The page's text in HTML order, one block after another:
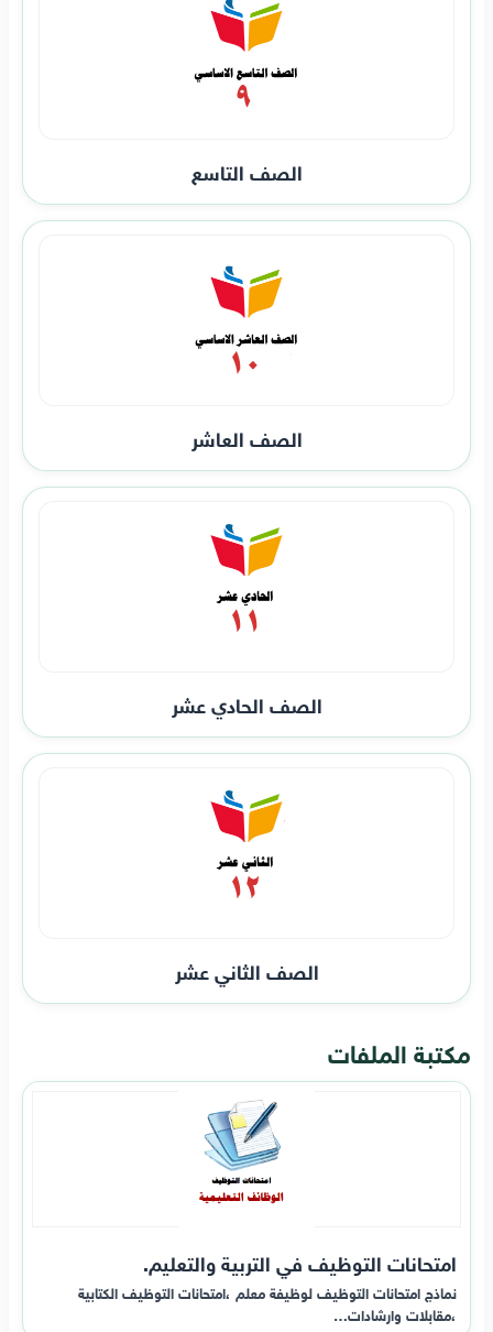
الصف التاسع
الصف العاشر
الصف الحادي عشر
الصف الثاني عشر
مكتبة الملفات
امتحانات التوظيف في التربية والتعليم.
نماذج امتحانات التوظيف لوظيفة معلم ،امتحانات التوظيف الكتابية
،مقابلات وارشادات…